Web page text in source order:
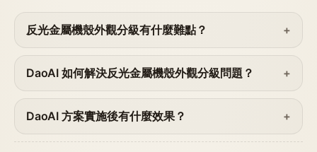
反光金屬機殼外觀分級有什麼難點？
DaoAI 如何解決反光金屬機殼外觀分級問題？
DaoAI 方案實施後有什麼效果？